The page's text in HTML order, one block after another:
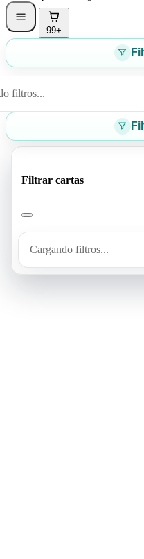
99+
filtros...
Filtrar cartas
Cargando filtros...